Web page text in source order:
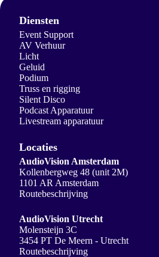
Diensten
Event Support
AV Verhuur
Licht
Geluid
Podium
Truss en rigging
Silent Disco
Podcast Apparatuur
Livestream apparatuur
Locaties
AudioVision Amsterdam
Kollenbergweg 48 (unit 2M)
1101 AR Amsterdam
Routebeschrijving
AudioVision Utrecht
Molensteijn 3C
3454 PT De Meern - Utrecht
Routebeschrijving